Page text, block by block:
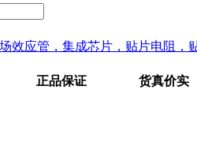
效应管，集成芯片，贴片电阻，
正品保证 货真价实